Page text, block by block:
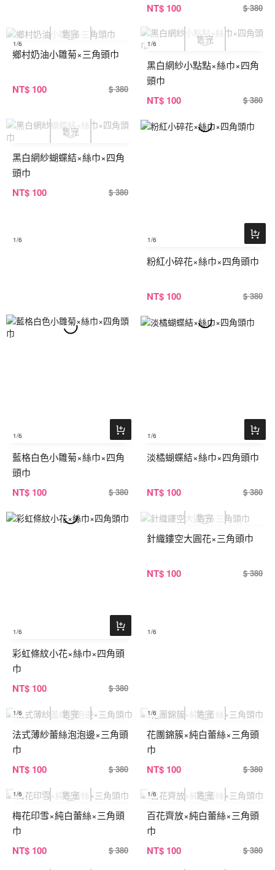
NT$ 100 $ 380
1/6
鄉村奶油小雛菊×三角頭巾
NT$ 100 $ 380
1/6
黑白網紗小點點×絲巾×四角
頭巾
NT$ 100 $ 380
1/6
黑白網紗蝴蝶結×絲巾×四角
頭巾
NT$ 100 $ 380
1/6
粉紅小碎花×絲巾×四角頭巾
NT$ 100 $ 380
1/6
藍格白色小雛菊×絲巾×四角
頭巾
NT$ 100 $ 380
1/6
淡橘蝴蝶結×絲巾×四角頭巾
NT$ 100 $ 380
1/6
彩虹條紋小花×絲巾×四角頭
巾
NT$ 100 $ 380
1/6
針織鏤空大圓花×三角頭巾
NT$ 100 $ 380
1/6
法式薄紗蕾絲泡泡邊×三角頭
巾
NT$ 100 $ 380
1/6
花團錦簇×純白蕾絲×三角頭
巾
NT$ 100 $ 380
1/6
梅花印雪×純白蕾絲×三角頭
巾
NT$ 100 $ 380
1/6
百花齊放×純白蕾絲×三角頭
巾
NT$ 100 $ 380